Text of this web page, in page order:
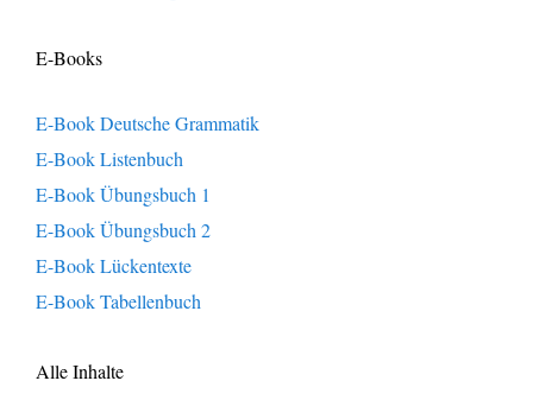
E-Books
E-Book Deutsche Grammatik
E-Book Listenbuch
E-Book Übungsbuch 1
E-Book Übungsbuch 2
E-Book Lückentexte
E-Book Tabellenbuch
Alle Inhalte